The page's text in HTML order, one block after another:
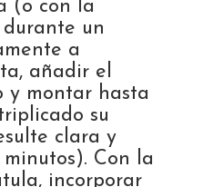
(o con la
un
a
añadir el
y montar hasta
su
clara y
minutos). Con la
incorporar